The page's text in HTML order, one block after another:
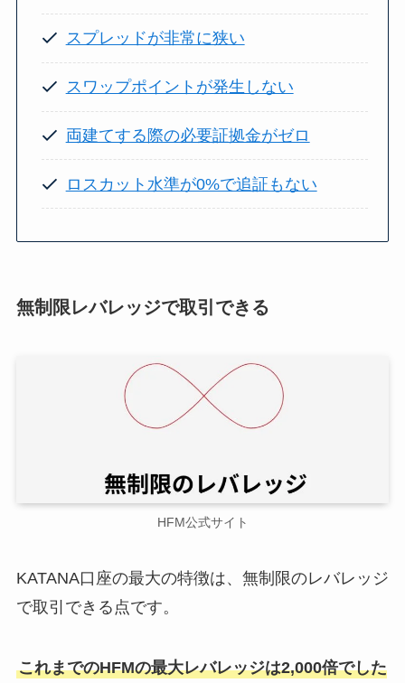
スプレッドが非常に狭い
スワップポイントが発生しない
両建てする際の必要証拠金がゼロ
ロスカット水準が0%で追証もない
無制限レバレッジで取引できる
HFM公式サイト
KATANA口座の最大の特徴は、無制限のレバレッジ
で取引できる点です。
これまでのHFMの最大レバレッジは2,000倍でした